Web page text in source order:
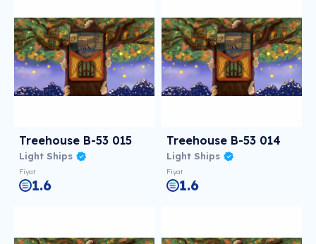
Treehouse B-53 015
Light Ships
Fiyat
1.6
Treehouse B-53 014
Light Ships
Fiyat
1.6